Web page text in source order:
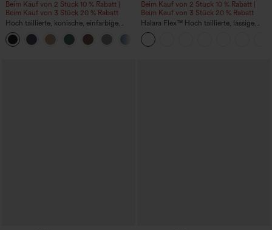
Beim Kauf von 2 Stück 10 % Rabatt |
Beim Kauf von 3 Stück 20 % Rabatt
Hoch taillierte, konische, einfarbige
Anzughose mit Seitentaschen
Beim Kauf von 2 Stück 10 % Rabatt |
Beim Kauf von 3 Stück 20 % Rabatt
Halara Flex™ Hoch taillierte, lässige
Jeans mit Taschen, umgekrempeltem
Saum, weitem Bein und verwaschenem
Finish